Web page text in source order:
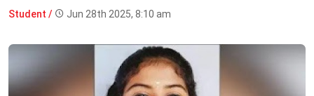
Student / Jun 28th 2025, 8:10 am